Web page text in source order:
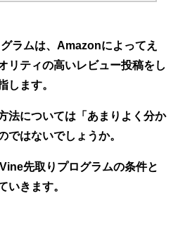
ラムは、Amazonによってえ
リティの高いレビュー投稿をし
します。
法については「あまりよく分か
ではないでしょうか。
先取りプログラムの条件と
いきます。